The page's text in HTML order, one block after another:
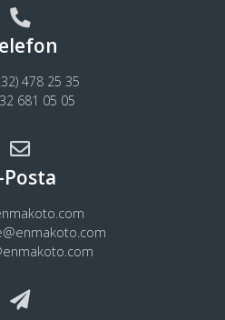
478 25 35
681 05 05
Posta